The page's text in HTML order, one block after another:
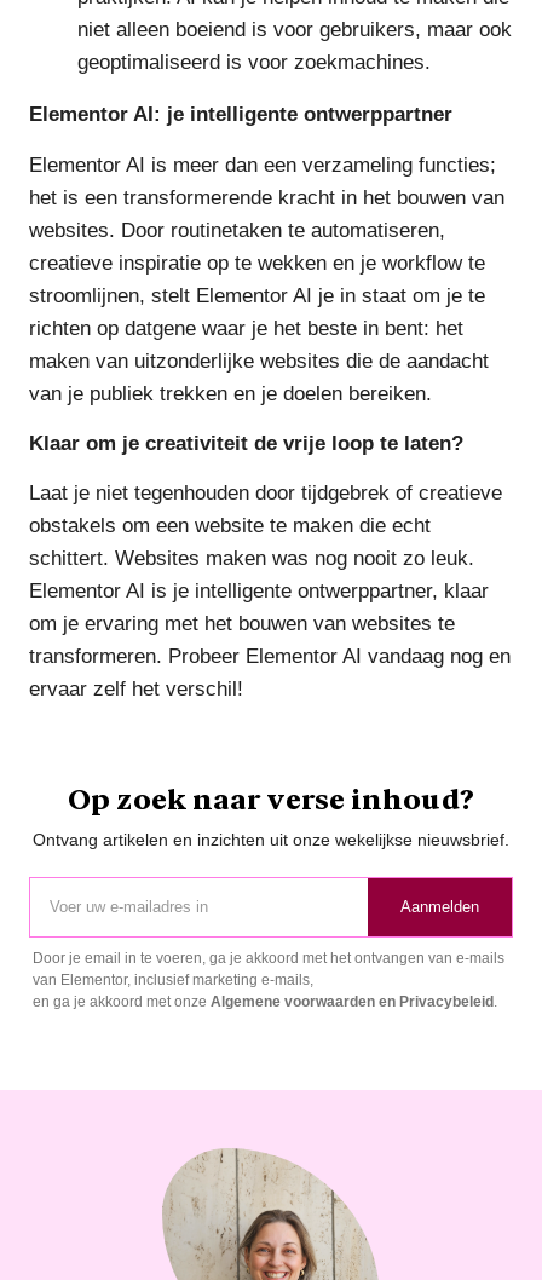
niet alleen boeiend is voor gebruikers, maar ook
geoptimaliseerd is voor zoekmachines.
Elementor AI: je intelligente ontwerppartner
Elementor AI is meer dan een verzameling functies;
het is een transformerende kracht in het bouwen van
websites. Door routinetaken te automatiseren,
creatieve inspiratie op te wekken en je workflow te
stroomlijnen, stelt Elementor AI je in staat om je te
richten op datgene waar je het beste in bent: het
maken van uitzonderlijke websites die de aandacht
van je publiek trekken en je doelen bereiken.
Klaar om je creativiteit de vrije loop te laten?
Laat je niet tegenhouden door tijdgebrek of creatieve
obstakels om een website te maken die echt
schittert. Websites maken was nog nooit zo leuk.
Elementor AI is je intelligente ontwerppartner, klaar
om je ervaring met het bouwen van websites te
transformeren. Probeer Elementor AI vandaag nog en
ervaar zelf het verschil!
Op zoek naar verse inhoud?
Ontvang artikelen en inzichten uit onze wekelijkse nieuwsbrief.
Aanmelden
Door je email in te voeren, ga je akkoord met het ontvangen van e-mails
van Elementor, inclusief marketing e-mails,
en ga je akkoord met onze Algemene voorwaarden en Privacybeleid .